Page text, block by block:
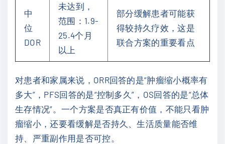
中
位
DOR
未达到，
范围：1.9-
25.4个月
以上
部分缓解患者可能获
得较持久疗效，这是
联合方案的重要看点
对患者和家属来说，ORR回答的是“肿瘤缩小概率有
多大”，PFS回答的是“控制多久”，OS回答的是“总体
生存情况”。一个方案是否真正有价值，不能只看肿
瘤缩小，还要看缓解是否持久、生活质量能否维
持、严重副作用是否可控。